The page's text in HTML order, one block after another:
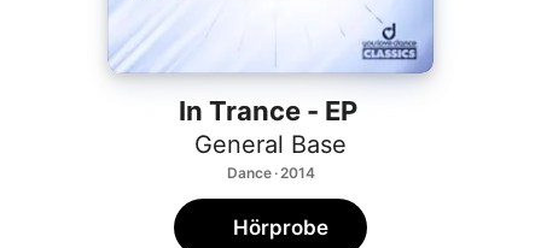
In Trance - EP
General Base
Dance · 2014
Hörprobe